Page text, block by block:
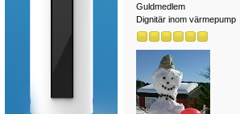
Guldmedlem
Dignitär inom värmepump